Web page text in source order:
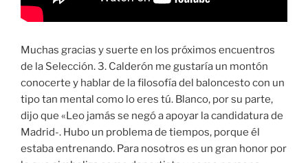
Muchas gracias y suerte en los próximos encuentros
de la Selección. 3. Calderón me gustaría un montón
conocerte y hablar de la filosofía del baloncesto con un
tipo tan mental como lo eres tú. Blanco, por su parte,
dijo que «Leo jamás se negó a apoyar la candidatura de
Madrid-. Hubo un problema de tiempos, porque él
estaba entrenando. Para nosotros es un gran honor por